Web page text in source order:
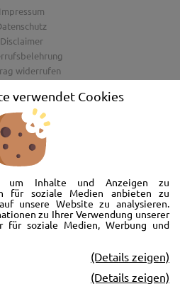
verwendet Cookies
um Inhalte und Anzeigen zu
für soziale Medien anbieten zu
unsere Website zu analysieren.
zu Ihrer Verwendung unserer
für soziale Medien, Werbung und
(Details zeigen)
(Details zeigen)
Impressum
Disclaimer
widerrufen
Wimmer in Passau zu begrüßen. Wir
Reifen für die Automarken Ford, Land
Jaguar und Citroen. Hier in Passau
Auto. Wir bieten Ihnen Beratung,
Verkauf. Wollen Sie erstmal in Ruhe
und Merchandise Artikel durchstöbern
Oder doch lieber eine Volvo Jacke
bieten Ihnen tolle Fotos mit allen Infos
Wimmer. Schreiben Sie eine Mail,